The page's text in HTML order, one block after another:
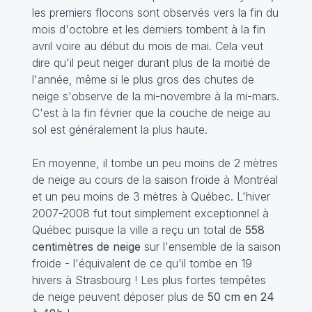
les premiers flocons sont observés vers la fin du
mois d'octobre et les derniers tombent à la fin
avril voire au début du mois de mai. Cela veut
dire qu'il peut neiger durant plus de la moitié de
l'année, même si le plus gros des chutes de
neige s'observe de la mi-novembre à la mi-mars.
C'est à la fin février que la couche de neige au
sol est généralement la plus haute.
En moyenne, il tombe un peu moins de 2 mètres
de neige au cours de la saison froide à Montréal
et un peu moins de 3 mètres à Québec. L'hiver
2007-2008 fut tout simplement exceptionnel à
Québec puisque la ville a reçu un total de 558
centimètres de neige sur l'ensemble de la saison
froide - l'équivalent de ce qu'il tombe en 19
hivers à Strasbourg ! Les plus fortes tempêtes
de neige peuvent déposer plus de 50 cm en 24